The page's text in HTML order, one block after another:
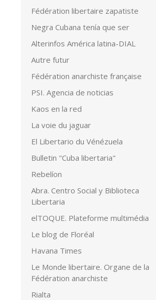
Fédération libertaire zapatiste
Negra Cubana tenía que ser
Alterinfos América latina-DIAL
Autre futur
Fédération anarchiste française
PSI. Agencia de noticias
Kaos en la red
La voie du jaguar
El Libertario du Vénézuela
Bulletin "Cuba libertaria"
Rebelíon
Abra. Centro Social y Biblioteca
Libertaria
elTOQUE. Plateforme multimédia
Le blog de Floréal
Havana Times
Le Monde libertaire. Organe de la
Fédération anarchiste
Rialta